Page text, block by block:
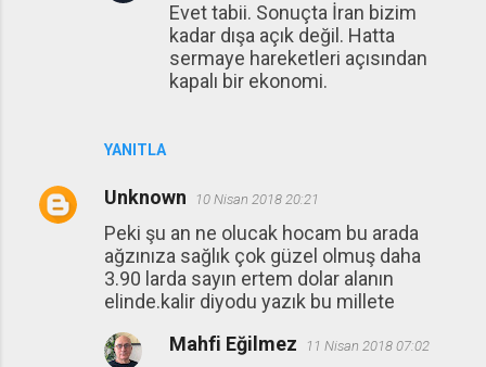
YANITLA
Evet tabii. Sonuçta İran bizim
kadar dışa açık değil. Hatta
sermaye hareketleri açısından
kapalı bir ekonomi.
Unknown 10 Nisan 2018 20:21
Peki şu an ne olucak hocam bu arada
ağzınıza sağlık çok güzel olmuş daha
3.90 larda sayın ertem dolar alanın
elinde.kalir diyodu yazık bu millete
Mahfi Eğilmez
11 Nisan 2018 07:02